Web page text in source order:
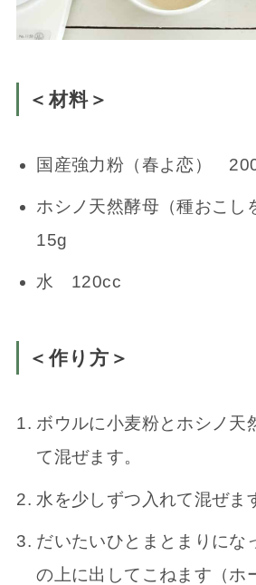
＜材料＞
国産強力粉（春よ恋）
ホシノ天然酵母（種おこ
15g
水 120cc
＜作り方＞
ボウルに小麦粉とホシノ天
て混ぜます。
水を少しずつ入れて混ぜま
だいたいひとまとまりにな
の上に出してこねます（ホ